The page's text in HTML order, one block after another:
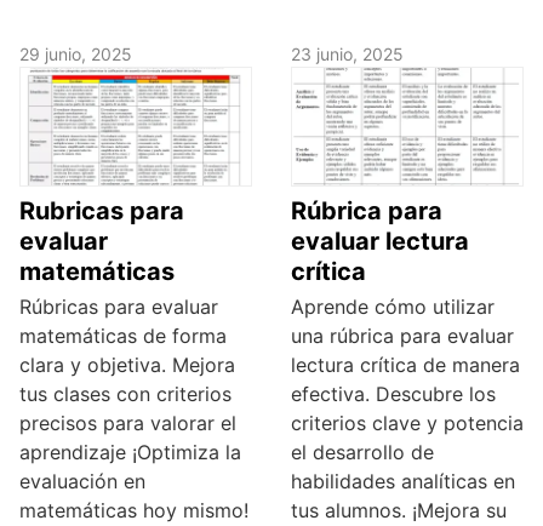
29 junio, 2025
Rubricas para
evaluar
matemáticas
Rúbricas para evaluar
matemáticas de forma
clara y objetiva. Mejora
tus clases con criterios
precisos para valorar el
aprendizaje ¡Optimiza la
evaluación en
matemáticas hoy mismo!
23 junio, 2025
Rúbrica para
evaluar lectura
crítica
Aprende cómo utilizar
una rúbrica para evaluar
lectura crítica de manera
efectiva. Descubre los
criterios clave y potencia
el desarrollo de
habilidades analíticas en
tus alumnos. ¡Mejora su